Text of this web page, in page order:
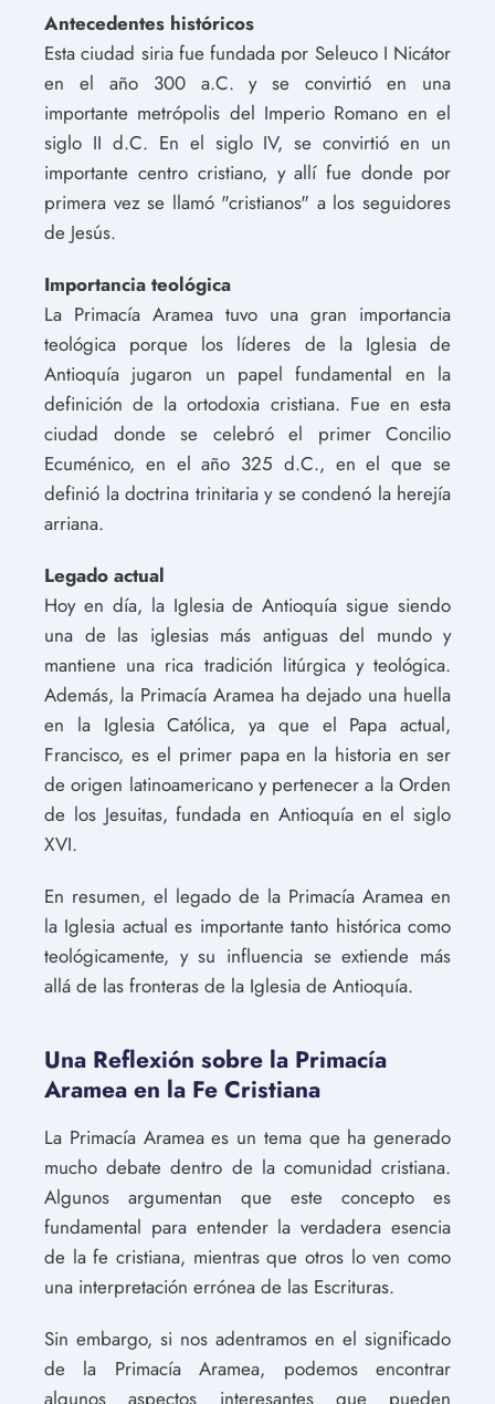
Antecedentes históricos
Esta ciudad siria fue fundada por Seleuco I Nicátor
en el año 300 a.C. y se convirtió en una
importante metrópolis del Imperio Romano en el
siglo II d.C. En el siglo IV, se convirtió en un
importante centro cristiano, y allí fue donde por
primera vez se llamó "cristianos" a los seguidores
de Jesús.
Importancia teológica
La Primacía Aramea tuvo una gran importancia
teológica porque los líderes de la Iglesia de
Antioquía jugaron un papel fundamental en la
definición de la ortodoxia cristiana. Fue en esta
ciudad donde se celebró el primer Concilio
Ecuménico, en el año 325 d.C., en el que se
definió la doctrina trinitaria y se condenó la herejía
arriana.
Legado actual
Hoy en día, la Iglesia de Antioquía sigue siendo
una de las iglesias más antiguas del mundo y
mantiene una rica tradición litúrgica y teológica.
Además, la Primacía Aramea ha dejado una huella
en la Iglesia Católica, ya que el Papa actual,
Francisco, es el primer papa en la historia en ser
de origen latinoamericano y pertenecer a la Orden
de los Jesuitas, fundada en Antioquía en el siglo
XVI.
En resumen, el legado de la Primacía Aramea en
la Iglesia actual es importante tanto histórica como
teológicamente, y su influencia se extiende más
allá de las fronteras de la Iglesia de Antioquía.
Una Reflexión sobre la Primacía
Aramea en la Fe Cristiana
La Primacía Aramea es un tema que ha generado
mucho debate dentro de la comunidad cristiana.
Algunos argumentan que este concepto es
fundamental para entender la verdadera esencia
de la fe cristiana, mientras que otros lo ven como
una interpretación errónea de las Escrituras.
Sin embargo, si nos adentramos en el significado
de la Primacía Aramea, podemos encontrar
algunos aspectos interesantes que pueden